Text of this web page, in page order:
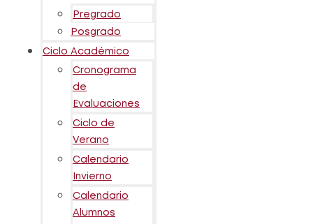
Pregrado
Posgrado
Ciclo Académico
Cronograma
de
Evaluaciones
Ciclo de
Verano
Calendario
Invierno
Calendario
Alumnos